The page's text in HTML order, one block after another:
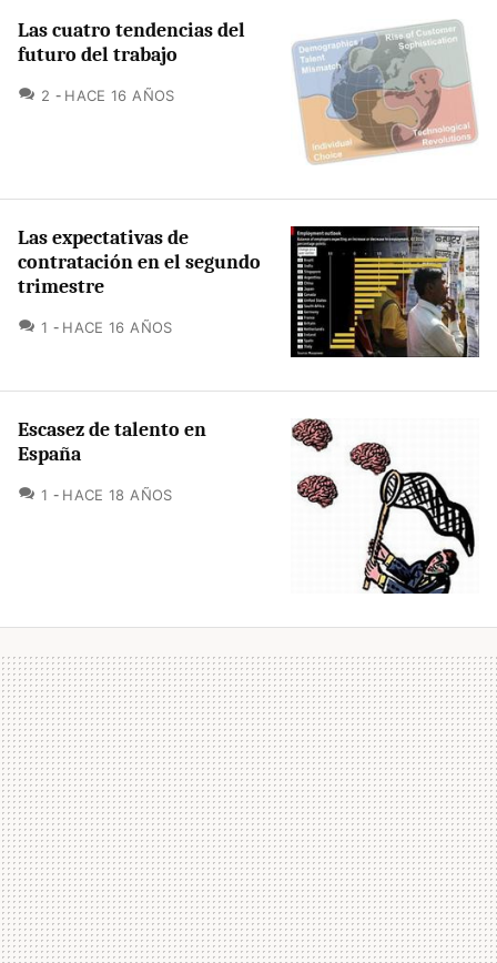
Las cuatro tendencias del
futuro del trabajo
2 COMENTARIOS
HACE 16 AÑOS
Las expectativas de
contratación en el segundo
trimestre
1 COMENTARIOS
HACE 16 AÑOS
Escasez de talento en
España
1 COMENTARIOS
HACE 18 AÑOS